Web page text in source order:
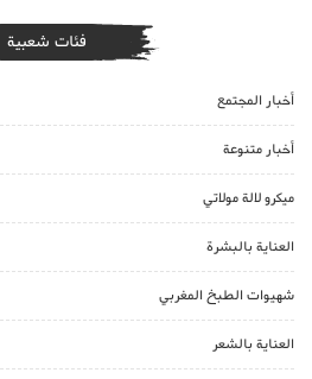
فئات شعبية
أخبار المجتمع
أخبار متنوعة
ميكرو لالة مولاتي
العناية بالبشرة
شهيوات الطبخ المغربي
العناية بالشعر